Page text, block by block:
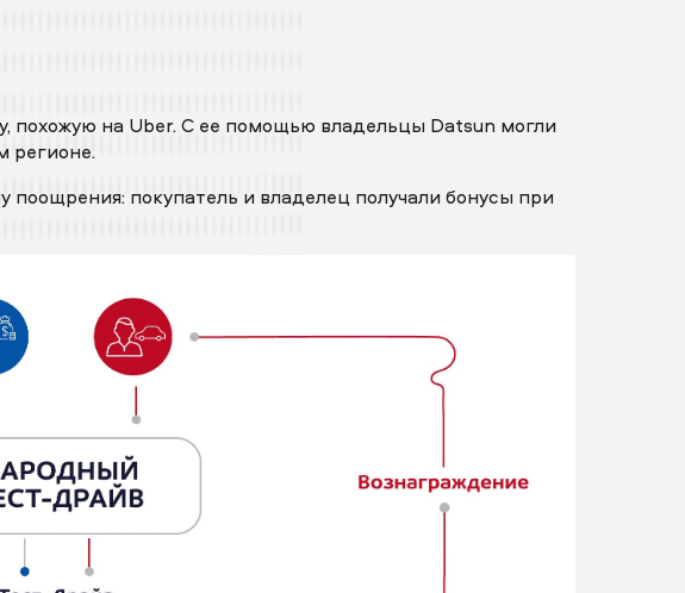
похожую на Uber. С ее помощью владельцы Datsun могли
регионе.
покупатель и владелец получали бонусы при